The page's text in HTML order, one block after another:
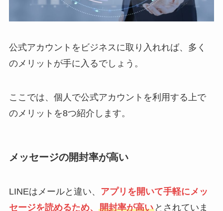
公式アカウントをビジネスに取り入れれば、多く
のメリットが手に入るでしょう。
ここでは、個人で公式アカウントを利用する上で
のメリットを8つ紹介します。
メッセージの開封率が高い
LINEはメールと違い、 アプリを開いて手軽にメッ
セージを読めるため、 開封率が高いとされていま